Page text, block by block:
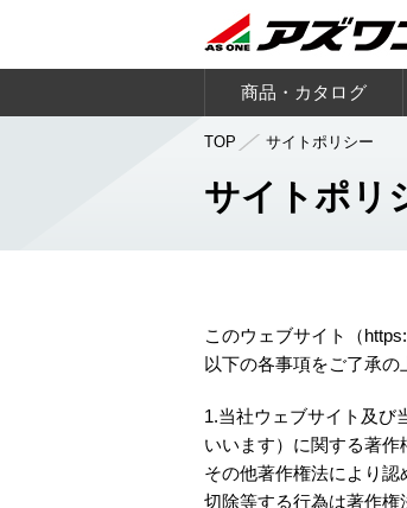
商品・カタログ
TOP サイトポリシー
サイトポリ
このウェブサイト（
以下の各事項をご了承の
1.当社ウェブサイト及び
いいます）に関する著作
その他著作権法により認
切除等する行為は著作